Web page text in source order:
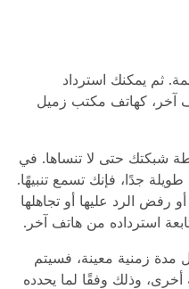
ثم يمكنك استرداد
آخر، كهاتف مكتب زميل
شبكتك حتى لا تنساها. في
جدًا، فإنك تسمع تنبيهًا.
رفض الرد عليها أو تجاهلها
استرداده من هاتف آخر.
مدة زمنية معينة، فسيتم
أخرى، وذلك وفقًا لما يحدده